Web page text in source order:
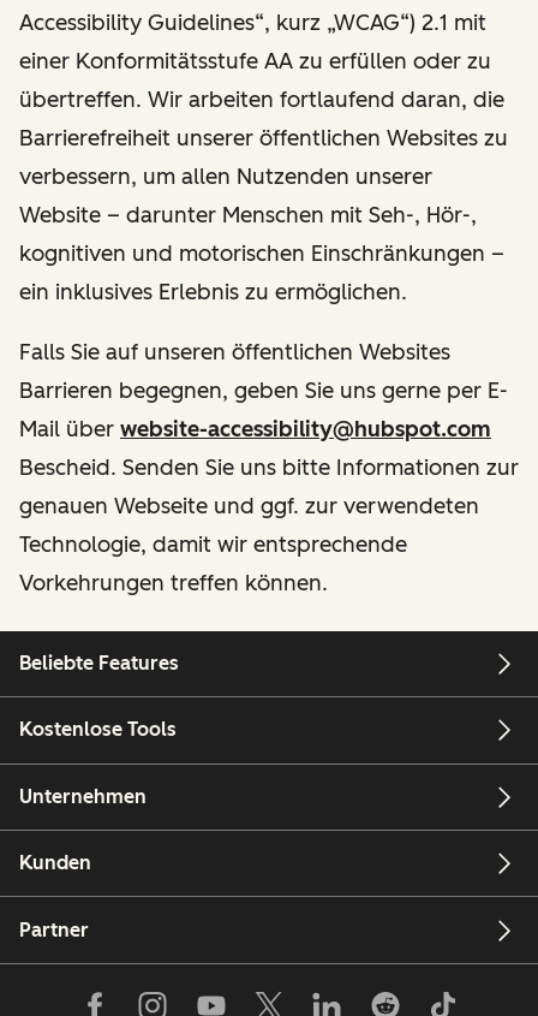
Accessibility Guidelines“, kurz „WCAG“) 2.1 mit
einer Konformitätsstufe AA zu erfüllen oder zu
übertreffen. Wir arbeiten fortlaufend daran, die
Barrierefreiheit unserer öffentlichen Websites zu
verbessern, um allen Nutzenden unserer
Website – darunter Menschen mit Seh-, Hör-,
kognitiven und motorischen Einschränkungen –
ein inklusives Erlebnis zu ermöglichen.
Falls Sie auf unseren öffentlichen Websites
Barrieren begegnen, geben Sie uns gerne per E-
Mail über website-accessibility@hubspot.com
Bescheid. Senden Sie uns bitte Informationen zur
genauen Webseite und ggf. zur verwendeten
Technologie, damit wir entsprechende
Vorkehrungen treffen können.
Beliebte Features
Kostenlose Tools
Unternehmen
Kunden
Partner